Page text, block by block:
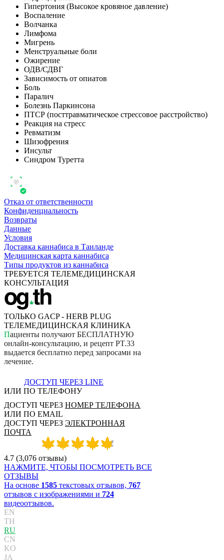
Гипертония (Высокое кровяное давление)
Воспаление
Волчанка
Лимфома
Мигрень
Менструальные боли
Ожирение
ОДВ/СДВГ
Зависимость от опиатов
Боль
Паралич
Болезнь Паркинсона
ПТСР (посттравматическое стрессовое расстройство)
Реакция на стресс
Ревматизм
Шизофрения
Инсульт
Синдром Туретта
Отказ от ответственности
Конфиденциальность
Возвраты
Данные
Условия
Доставка каннабиса в Таиланде
Медицинская карта каннабиса
Типы продуктов из каннабиса
ТРЕБУЕТСЯ ТЕЛЕМЕДИЦИНСКАЯ
КОНСУЛЬТАЦИЯ
ТОЛЬКО GACP - HERB PLUG
ТЕЛЕМЕДИЦИНСКАЯ КЛИНИКА
Пациенты получают БЕСПЛАТНУЮ
онлайн-консультацию, и рецепт PT.33
выдается бесплатно перед запросами на
лечение.
ДОСТУП ЧЕРЕЗ LINE
ИЛИ ПО ТЕЛЕФОНУ
ДОСТУП ЧЕРЕЗ НОМЕР ТЕЛЕФОНА
ИЛИ ПО EMAIL
ДОСТУП ЧЕРЕЗ ЭЛЕКТРОННАЯ
ПОЧТА
4.7 (3,076 отзывы)
НАЖМИТЕ, ЧТОБЫ ПОСМОТРЕТЬ ВСЕ
ОТЗЫВЫ
На основе 1585 текстовых отзывов, 767
отзывов с изображениями и 724
видеоотзывов.
EN
TH
RU
CN
KO
JA